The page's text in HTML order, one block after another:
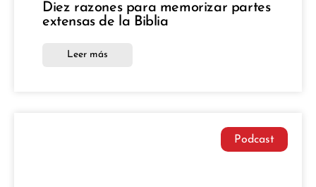
Diez razones para memorizar partes
extensas de la Biblia
Leer más
Podcast